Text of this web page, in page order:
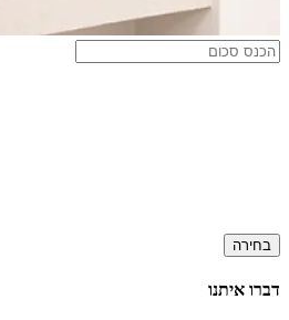
בחירה
דברו איתנו